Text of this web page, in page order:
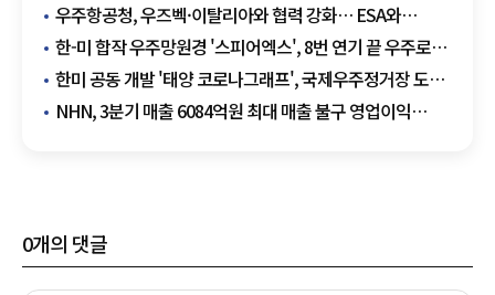
우주항공청, 우즈벡·이탈리아와 협력 강화… ESA와
우주탐사 논의
한-미 합작 우주망원경 '스피어엑스', 8번 연기 끝 우주로…
세계 첫 3차원 우주 지도 제작 나선다
한미 공동 개발 '태양 코로나그래프', 국제우주정거장 도킹
성공
NHN, 3분기 매출 6084억원 최대 매출 불구 영업이익
0개의 댓글